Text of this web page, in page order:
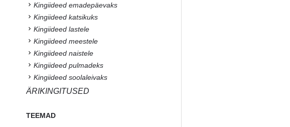
Kingiideed emadepäevaks
Kingiideed katsikuks
Kingiideed lastele
Kingiideed meestele
Kingiideed naistele
Kingiideed pulmadeks
Kingiideed soolaleivaks
ÄRIKINGITUSED
TEEMAD